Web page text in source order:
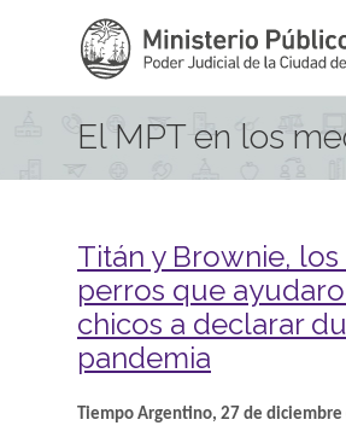
El MPT en los
Titán y Brownie, los
perros que
chicos a declarar
pandemia
Tiempo Argentino, 27 de diciembre